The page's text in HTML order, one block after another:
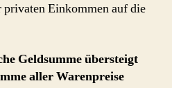
Einkommen auf die
Geldsumme übersteigt
aller Warenpreise